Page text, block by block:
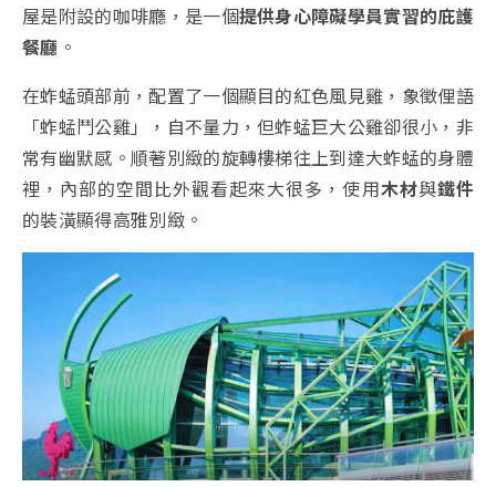
屋是附設的咖啡廳，是一個提供身心障礙學員實習的庇護
餐廳 。
在蚱蜢頭部前，配置了一個顯目的紅色風見雞，象徵俚語
「蚱蜢鬥公雞」，自不量力，但蚱蜢巨大公雞卻很小，非
常有幽默感。順著別緻的旋轉樓梯往上到達大蚱蜢的身體
裡，內部的空間比外觀看起來大很多，使用木材與鐵件
的裝潢顯得高雅別緻。